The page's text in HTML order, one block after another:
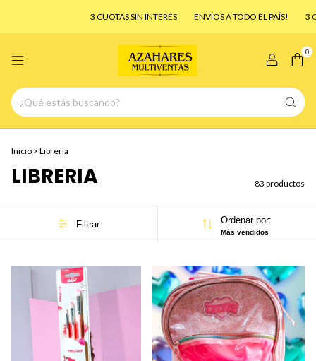
3 CUOTAS SIN INTERÉS ENVÍOS A TODO EL PAÍS! 3 CUOTAS SIN
0
Inicio > Libreria
LIBRERIA 83 productos
Filtrar Ordenar por:
Más vendidos